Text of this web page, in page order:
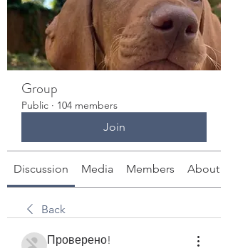
Group
Public · 104 members
Join
Discussion Media Members About
Back
Проверено!